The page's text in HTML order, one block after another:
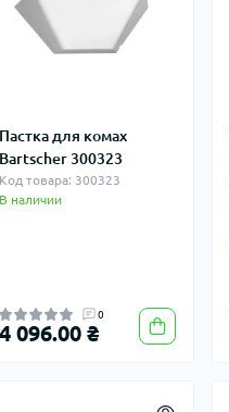
Пастка для комах
Bartscher 300323
Код товара: 300323
В наличии
0
4 096.00 ₴